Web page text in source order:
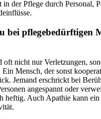
bei pflegebedürftigen
nicht nur Verletzungen,
Ein Mensch, der sonst
Jemand erschrickt bei
angespannt oder
heftig. Auch Apathie kann